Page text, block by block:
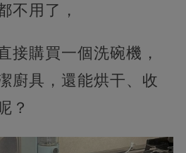
不用了，
接購買一個洗碗機，
廚具，還能烘干、收
？